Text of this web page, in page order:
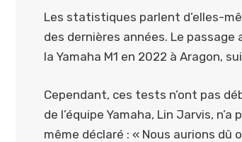
Les statistiques parlent d’elles-
des dernières années. Le
la Yamaha M1 en 2022 à Aragon,
Cependant, ces tests n’ont pas
de l’équipe Yamaha, Lin Jarvis,
même déclaré : « Nous aurions dû